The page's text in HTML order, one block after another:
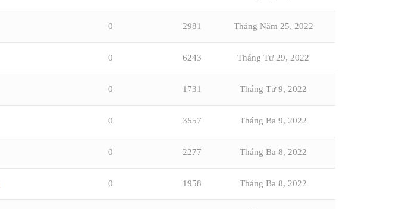
0 2981 Tháng Năm 25, 2022
0 6243 Tháng Tư 29, 2022
0 1731 Tháng Tư 9, 2022
0 3557 Tháng Ba 9, 2022
0 2277 Tháng Ba 8, 2022
0 1958 Tháng Ba 8, 2022